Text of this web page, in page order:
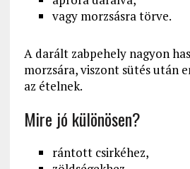
vagy morzsásra törve.
A darált zabpehely nagyon
morzsára, viszont sütés után
az ételnek.
Mire jó különösen?
rántott csirkéhez,